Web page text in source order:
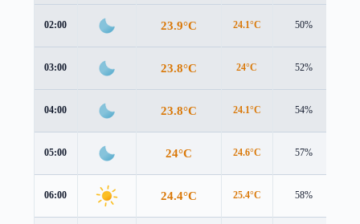
02:00 23.9°C 24.1°C 50%
03:00 23.8°C 24°C 52%
04:00 23.8°C 24.1°C 54%
05:00 24°C 24.6°C 57%
06:00 24.4°C 25.4°C 58%